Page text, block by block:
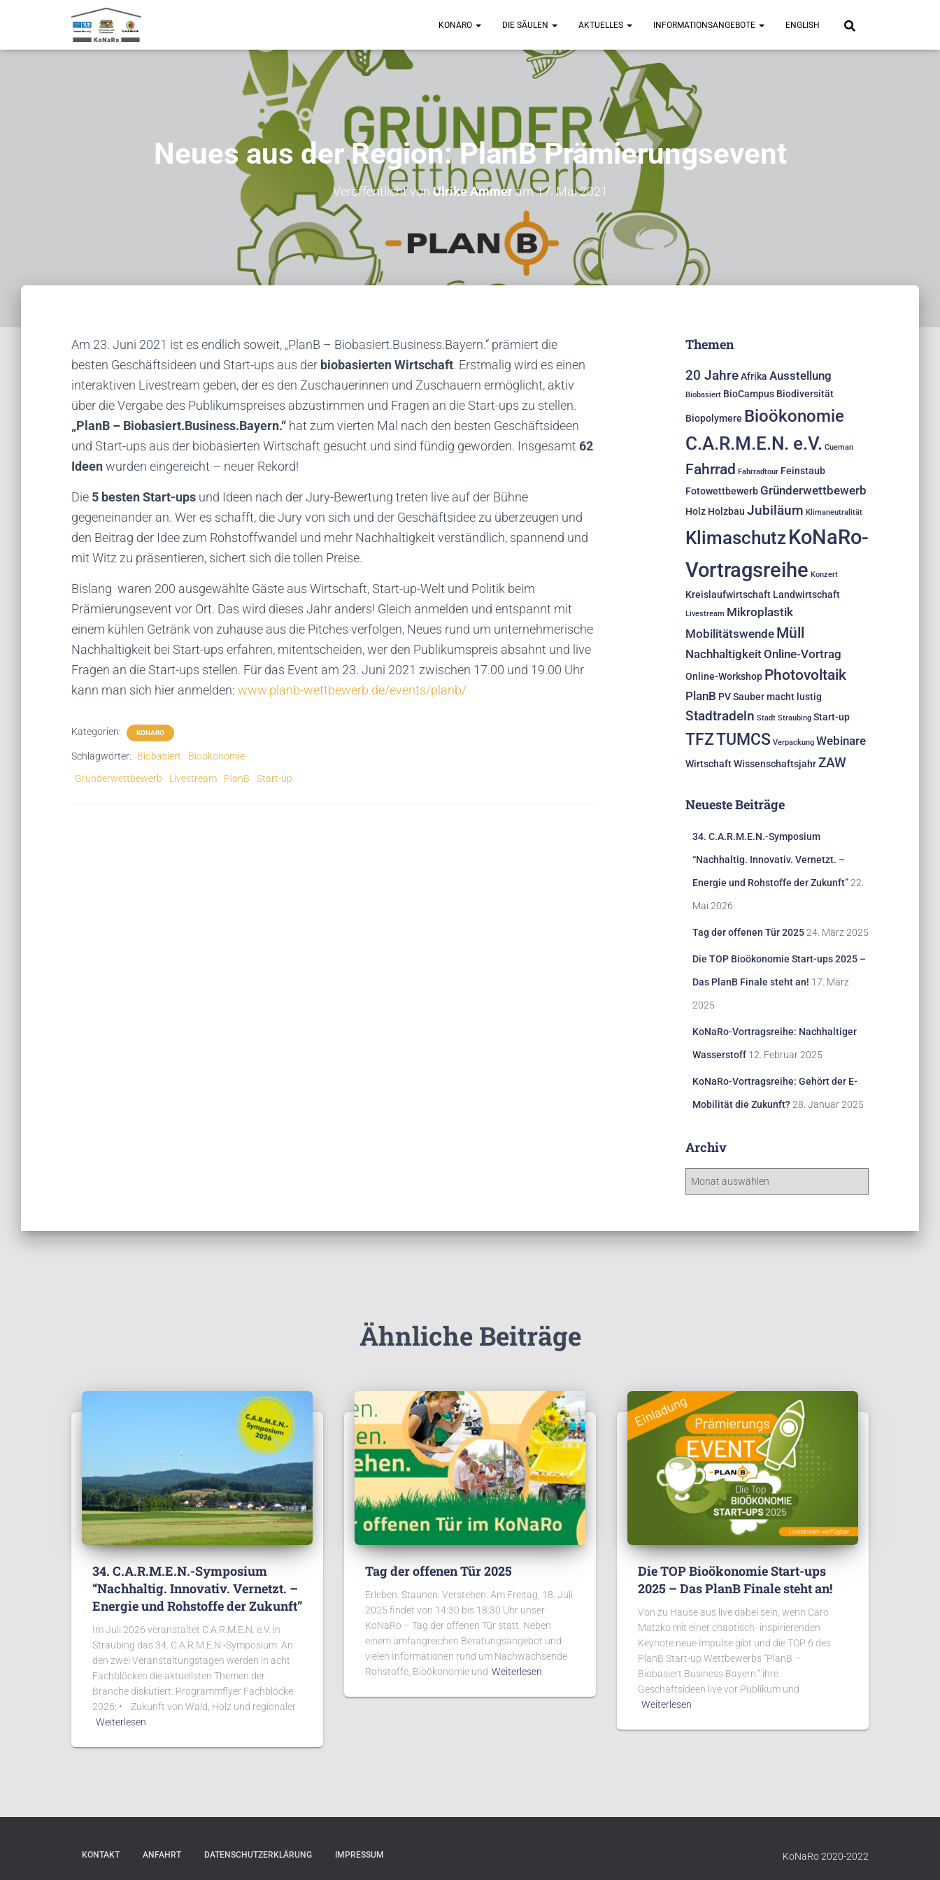
KONARO DIE SÄULEN AKTUELLES INFORMATIONSANGEBOTE ENGLISH
Neues aus der Region: PlanB Prämierungsevent
Veröffentlicht von Ulrike Ammeram17. Mai 2021
Am 23. Juni 2021 ist es endlich soweit, „PlanB – Biobasiert.Business.Bayern.“ prämiert die
besten Geschäftsideen und Start-ups aus der biobasierten Wirtschaft. Erstmalig wird es einen
interaktiven Livestream geben, der es den Zuschauerinnen und Zuschauern ermöglicht, aktiv
über die Vergabe des Publikumspreises abzustimmen und Fragen an die Start-ups zu stellen.
„PlanB – Biobasiert.Business.Bayern.“ hat zum vierten Mal nach den besten Geschäftsideen
und Start-ups aus der biobasierten Wirtschaft gesucht und sind fündig geworden. Insgesamt 62
Ideenwurden eingereicht – neuer Rekord!
Die 5 besten Start-ups und Ideen nach der Jury-Bewertung treten live auf der Bühne
gegeneinander an. Wer es schafft, die Jury von sich und der Geschäftsidee zu überzeugen und
den Beitrag der Idee zum Rohstoffwandel und mehr Nachhaltigkeit verständlich, spannend und
mit Witz zu präsentieren, sichert sich die tollen Preise.
Bislang waren 200 ausgewählte Gäste aus Wirtschaft, Start-up-Welt und Politik beim
Prämierungsevent vor Ort. Das wird dieses Jahr anders! Gleich anmelden und entspannt mit
einem kühlen Getränk von zuhause aus die Pitches verfolgen, Neues rund um unternehmerische
Nachhaltigkeit bei Start-ups erfahren, mitentscheiden, wer den Publikumspreis absahnt und live
Fragen an die Start-ups stellen. Für das Event am 23. Juni 2021 zwischen 17.00 und 19.00 Uhr
kann man sich hier anmelden: www.planb-wettbewerb.de/events/planb/
Kategorien: KONARO
Schlagwörter: Biobasiert
Bioökonomie
Gründerwettbewerb
Livestream PlanB Start-up
Themen
20 Jahre Afrika Ausstellung
Biobasiert BioCampus Biodiversität
Biopolymere Bioökonomie
C.A.R.M.E.N. e.V. Cueman
Fahrrad Fahrradtour Feinstaub
Fotowettbewerb Gründerwettbewerb
Holz Holzbau Jubiläum Klimaneutralität
KlimaschutzKoNaRo-
Vortragsreihe Konzert
Kreislaufwirtschaft Landwirtschaft
Livestream Mikroplastik
Mobilitätswende Müll
NachhaltigkeitOnline-Vortrag
Online-Workshop Photovoltaik
PlanB PV Sauber macht lustig
Stadtradeln Stadt Straubing Start-up
TFZTUMCS Verpackung Webinare
Wirtschaft Wissenschaftsjahr ZAW
Neueste Beiträge
34. C.A.R.M.E.N.-Symposium
“Nachhaltig. Innovativ. Vernetzt. –
Energie und Rohstoffe der Zukunft” 22.
Mai 2026
Tag der offenen Tür 2025 24. März 2025
Die TOP Bioökonomie Start-ups 2025 –
Das PlanB Finale steht an! 17. März
2025
KoNaRo-Vortragsreihe: Nachhaltiger
Wasserstoff 12. Februar 2025
KoNaRo-Vortragsreihe: Gehört der E-
Mobilität die Zukunft? 28. Januar 2025
Archiv
i
Ähnliche Beiträge
34. C.A.R.M.E.N.-Symposium
“Nachhaltig. Innovativ. Vernetzt. –
Energie und Rohstoffe der Zukunft”
Im Juli 2026 veranstaltet C.A.R.M.E.N. e.V. in
Straubing das 34. C.A.R.M.E.N.-Symposium. An
den zwei Veranstaltungstagen werden in acht
Fachblöcken die aktuellsten Themen der
Branche diskutiert. Programmflyer Fachblöcke
2026: • Zukunft von Wald, Holz und regionaler
Weiterlesen
Tag der offenen Tür 2025
Erleben. Staunen. Verstehen. Am Freitag, 18. Juli
2025 findet von 14:30 bis 18:30 Uhr unser
KoNaRo – Tag der offenen Tür statt. Neben
einem umfangreichen Beratungsangebot und
vielen Informationen rund um Nachwachsende
Rohstoffe, Bioökonomie und Weiterlesen
Die TOP Bioökonomie Start-ups
2025 – Das PlanB Finale steht an!
Von zu Hause aus live dabei sein, wenn Caro
Matzko mit einer chaotisch- inspirierenden
Keynote neue Impulse gibt und die TOP 6 des
PlanB Start-up Wettbewerbs “PlanB –
Biobasiert.Business.Bayern.” ihre
Geschäftsideen live vor Publikum und
Weiterlesen
KONTAKT ANFAHRT DATENSCHUTZERKLÄRUNG IMPRESSUM KoNaRo 2020-2022